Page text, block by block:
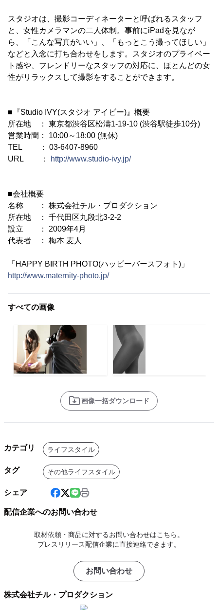
スタジオは、撮影コーディネーターと呼ばれるスタッフ
と、女性カメラマンの二人体制。事前にiPadを見なが
ら、「こんな写真がいい」、「もっとこう撮ってほしい」
などと入念に打ち合わせをします。スタジオのプライベー
ト感や、フレンドリーなスタッフの対応に、ほとんどの女
性がリラックスして撮影をすることができます。
■『Studio IVY(スタジオ アイビー)』概要
所在地 ： 東京都渋谷区松濤1-19-10 (渋谷駅徒歩10分)
営業時間： 10:00～18:00 (無休)
TEL ： 03-6407-8960
URL ：
http://www.studio-ivy.jp/
■会社概要
名称 ： 株式会社チル・プロダクション
所在地 ： 千代田区九段北3-2-2
設立 ： 2009年4月
代表者 ： 梅本 麦人
「HAPPY BIRTH PHOTO(ハッピーバースフォト)」
http://www.maternity-photo.jp/
すべての画像
画像一括ダウンロード
カテゴリ ライフスタイル
タグ その他ライフスタイル
シェア
配信企業へのお問い合わせ
取材依頼・商品に対するお問い合わせはこちら。
プレスリリース配信企業に直接連絡できます。
お問い合わせ
株式会社チル・プロダクション